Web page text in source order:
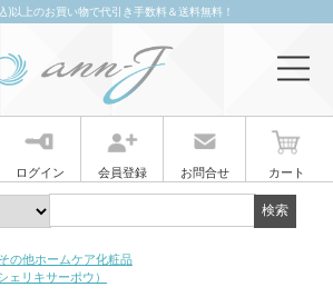
)以上のお買い物で代引き手数料＆送料無料！
ログイン 会員登録 お問合せ カート
その他ホームケア化粧品
リキサーポウ）